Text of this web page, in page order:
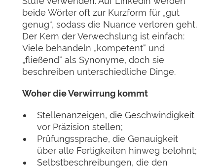
beide Wörter oft zur Kurzform für „gut
genug“, sodass die Nuance verloren geht.
Der Kern der Verwechslung ist einfach:
Viele behandeln „kompetent“ und
„fließend“ als Synonyme, doch sie
beschreiben unterschiedliche Dinge.
Woher die Verwirrung kommt
Stellenanzeigen, die Geschwindigkeit
vor Präzision stellen;
Prüfungssprache, die Genauigkeit
über alle Fertigkeiten hinweg belohnt;
Selbstbeschreibungen, die den